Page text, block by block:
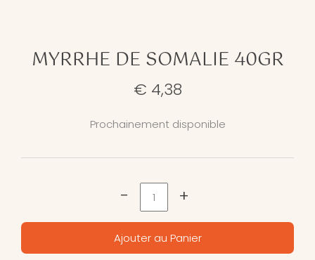
MYRRHE DE SOMALIE 40GR
€ 4,38
Prochainement disponible
- +
Ajouter au Panier